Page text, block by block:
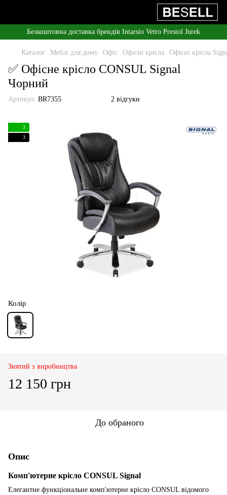
Безкоштовна доставка брендів Intarsio Vetro Prestol Jurek
Каталог Меблі для дому Офіс Офісні крісла Офісні крісла
✅ Офісне крісло CONSUL Signal
Чорний
Артикул: BR7355 2 відгуки
3
3
Колір
Знятий з виробництва
12 150 грн
До обраного
Опис
Комп'ютерне крісло CONSUL Signal
Елегантне функціональне комп'ютерне крісло CONSUL відомого